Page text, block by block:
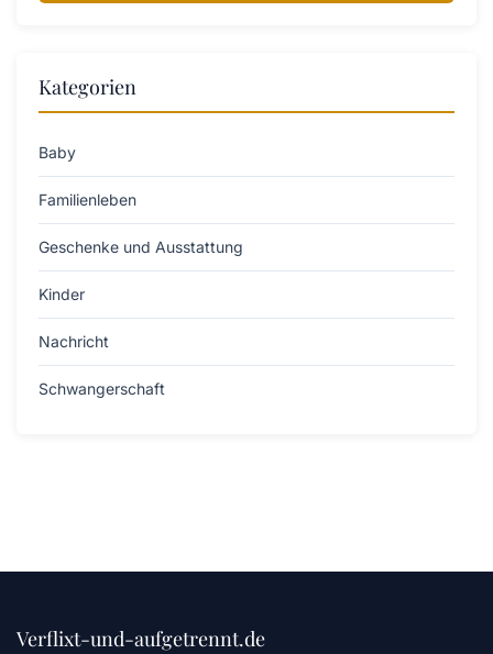
Kategorien
Baby
Familienleben
Geschenke und Ausstattung
Kinder
Nachricht
Schwangerschaft
Verflixt-und-aufgetrennt.de